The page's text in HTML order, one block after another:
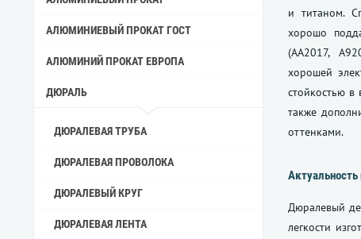
АЛЮМИНИЕВЫЙ ПРОКАТ ГОСТ
АЛЮМИНИЙ ПРОКАТ ЕВРОПА
ДЮРАЛЬ
ДЮРАЛЕВАЯ ТРУБА
ДЮРАЛЕВАЯ ПРОВОЛОКА
ДЮРАЛЕВЫЙ КРУГ
ДЮРАЛЕВАЯ ЛЕНТА
и титаном.
хорошо
(АА2017,
хорошей
стойкостью
также
оттенками.
Дюралевый
легкости